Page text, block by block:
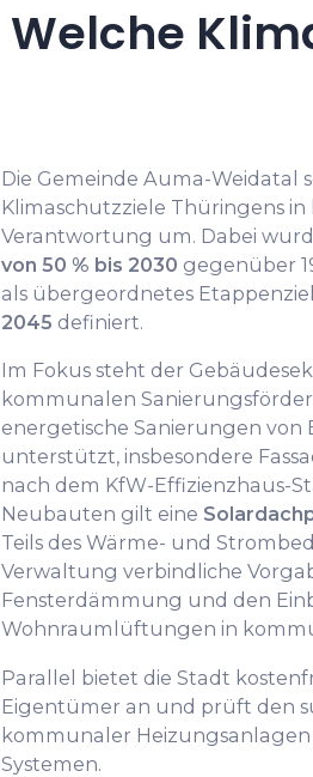
Welche
Die Gemeinde Auma-Weidatal
Klimaschutzziele Thüringens
Verantwortung um. Dabei
von 50 % bis 2030 gegenüber
als übergeordnetes
2045 definiert.
Im Fokus steht der
kommunalen
energetische Sanierungen von
unterstützt, insbesondere
nach dem KfW-Effizienzhaus-
Neubauten gilt eine
Teils des Wärme- und
Verwaltung verbindliche
Fensterdämmung und den
Wohnraumlüftungen in
Parallel bietet die Stadt
Eigentümer an und prüft den
kommunaler Heizungsanlagen
Systemen.